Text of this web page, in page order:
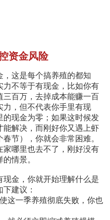
资金风险
这是每个搞养殖的都知
不等于有现金，比如你有
百万，去掉成本能赚一百
力，但不代表你手里有现
现金为零；如果这时候发
解决，而刚好你又遇上虾
节），你就会非常困难。
哪里也去不了，刚好没有
情景。
金，你就开始理解什么是
建议：
这一季养殖彻底失败，你也